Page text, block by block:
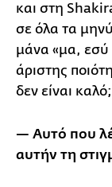
και στη
σε όλα τα
μάνα «μα, εσύ
άριστης
δεν είναι
— Αυτό που
αυτήν τη